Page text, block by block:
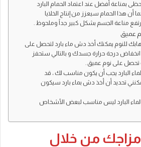
بمناعة أفضل عند اعتماد الحمام البارد
أن هذا الحمام سيعزز من إنتاج الخلايا
مناعة الجسم بشكل كبير جداً وملحوظ .
عميق
للنوم يمكنك أخذ دش ماء بارد لتحصل على
درجة حرارة جسدك و بالتالي ستحفز
تحصل على نوم عميق .
البارد يجب أن يكون مناسب لك ، قد
تحديد أن أخذ دش بماء بارد سيكون
البارد ليس مناسب لبعض الأشخاص
من خلال